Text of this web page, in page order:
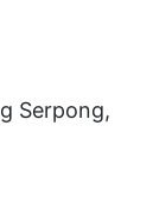
Serpong,